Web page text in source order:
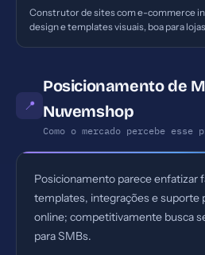
Construtor de sites com e-commerce
design e templates visuais, boa para
📍
Posicionamento de
Nuvemshop
Como o mercado percebe esse
Posicionamento parece enfatizar
templates, integrações e suporte
online; competitivamente busca
para SMBs.